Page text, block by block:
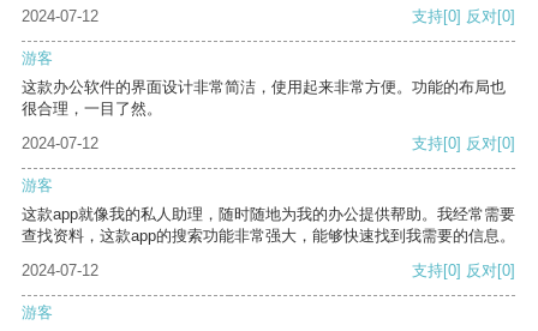
2024-07-12 支持[0] 反对[0]
游客
这款办公软件的界面设计非常简洁，使用起来非常方便。功能的布局也
很合理，一目了然。
2024-07-12
支持[0] 反对[0]
游客
这款app就像我的私人助理，随时随地为我的办公提供帮助。我经常需要
查找资料，这款app的搜索功能非常强大，能够快速找到我需要的信息。
2024-07-12
支持[0] 反对[0]
游客